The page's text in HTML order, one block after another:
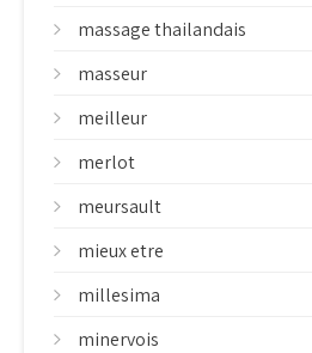
massage thailandais
masseur
meilleur
merlot
meursault
mieux etre
millesima
minervois